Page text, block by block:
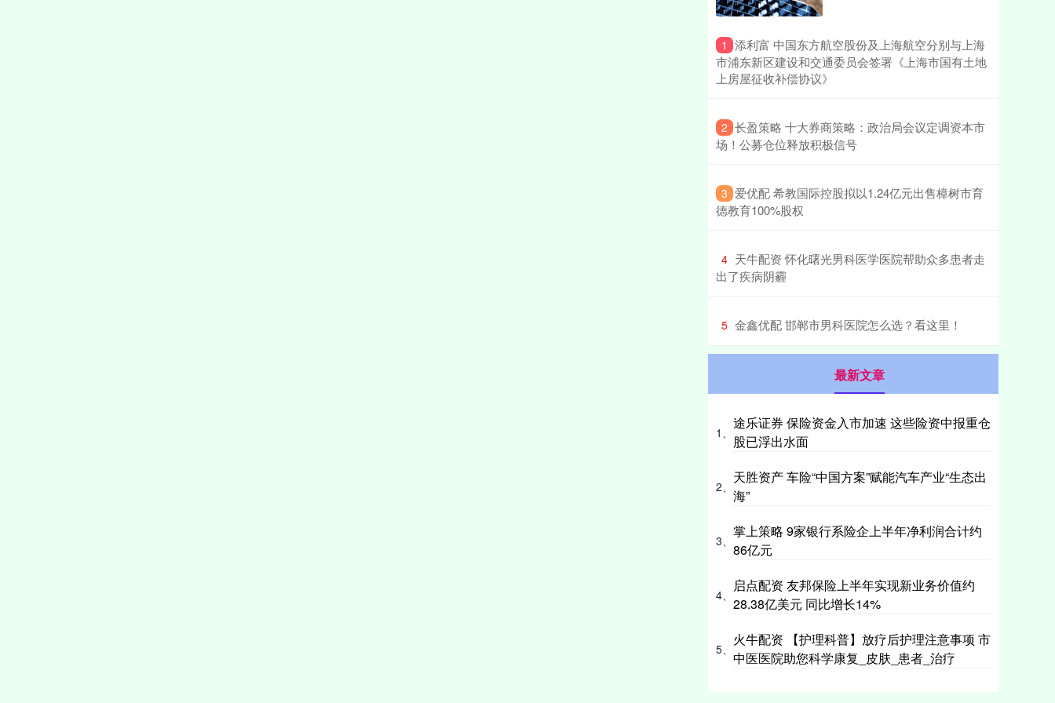
1 ​添利富 中国东方航空股份及上海航空分别与上海
市浦东新区建设和交通委员会签署《上海市国有土地
上房屋征收补偿协议》
2 ​长盈策略 十大券商策略：政治局会议定调资本市
场！公募仓位释放积极信号
3 ​爱优配 希教国际控股拟以1.24亿元出售樟树市育
德教育100%股权
4 ​天牛配资 怀化曙光男科医学医院帮助众多患者走
出了疾病阴霾
5 ​金鑫优配 邯郸市男科医院怎么选？看这里！
最新文章
1、
途乐证券 保险资金入市加速 这些险资中报重仓
股已浮出水面
2、
天胜资产 车险“中国方案”赋能汽车产业“生态出
海”
3、
掌上策略 9家银行系险企上半年净利润合计约
86亿元
4、
启点配资 友邦保险上半年实现新业务价值约
28.38亿美元 同比增长14%
5、
火牛配资 【护理科普】放疗后护理注意事项 市
中医医院助您科学康复_皮肤_患者_治疗